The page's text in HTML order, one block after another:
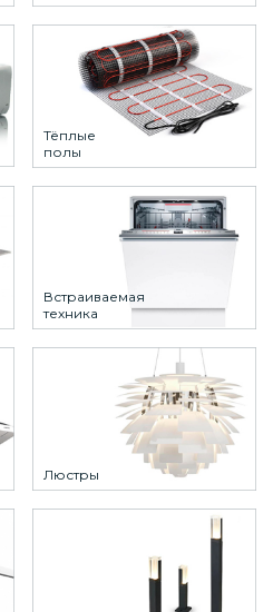
Тёплые
полы
Встраиваемая
техника
Люстры